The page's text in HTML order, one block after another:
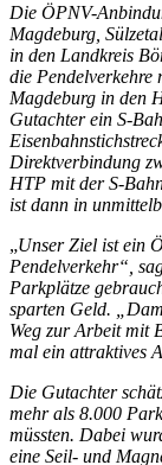
Die ÖPNV-
Magdeburg,
in den Landkreis
die Pendelverkehre
Magdeburg in den
Gutachter ein S-
Direktverbindung
HTP mit der S-
ist dann in
„Unser Ziel ist ein
Pendelverkehr“,
Parkplätze
sparten Geld.
Weg zur Arbeit mit
mal ein attraktives
Die Gutachter
mehr als 8.000
müssten. Dabei
eine Seil- und